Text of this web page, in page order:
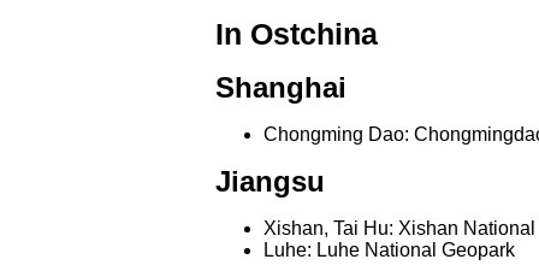
In Ostchina
Shanghai
Chongming Dao:
Jiangsu
Xishan, Tai Hu: Xishan
Luhe: Luhe National Geopark